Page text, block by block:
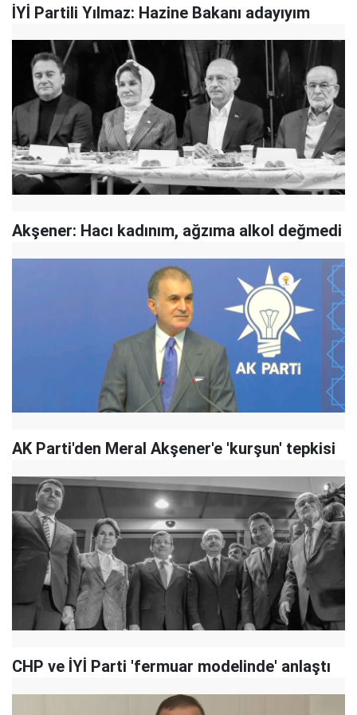
İYİ Partili Yılmaz: Hazine Bakanı adayıyım
Akşener: Hacı kadınım, ağzıma alkol değmedi
AK Parti'den Meral Akşener'e 'kurşun' tepkisi
CHP ve İYİ Parti 'fermuar modelinde' anlaştı